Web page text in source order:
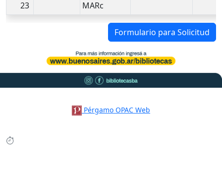
23
MARc
Formulario para Solicitud
Pérgamo OPAC Web